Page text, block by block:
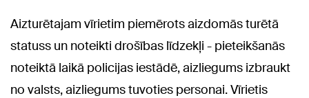
Aizturētajam vīrietim piemērots aizdomās turētā
statuss un noteikti drošības līdzekļi - pieteikšanās
noteiktā laikā policijas iestādē, aizliegums izbraukt
no valsts, aizliegums tuvoties personai. Vīrietis